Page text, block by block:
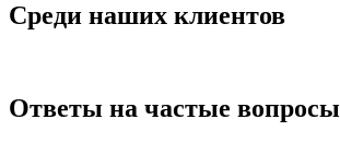
Среди наших клиентов
Ответы на частые вопросы